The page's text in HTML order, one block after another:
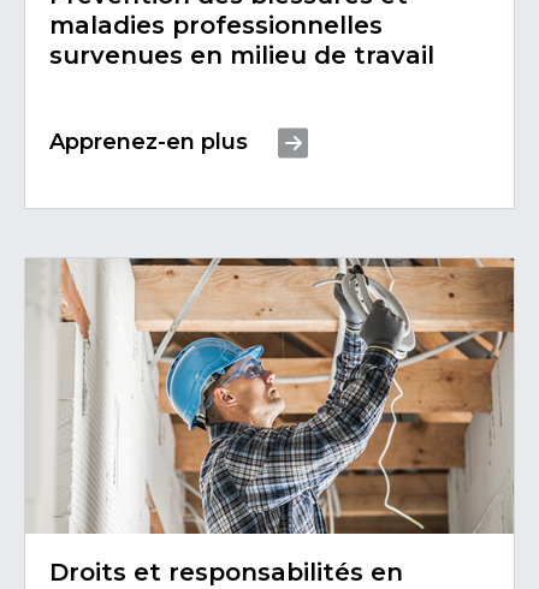
maladies professionnelles
survenues en milieu de travail
Apprenez-en plus
Droits et responsabilités en